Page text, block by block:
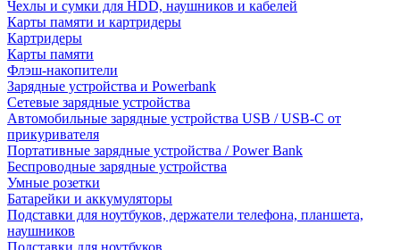
Чехлы и сумки для HDD, наушников и кабелей
Карты памяти и картридеры
Картридеры
Карты памяти
Флэш-накопители
Зарядные устройства и Powerbank
Сетевые зарядные устройства
Автомобильные зарядные устройства USB / USB-C от
прикуривателя
Портативные зарядные устройства / Power Bank
Беспроводные зарядные устройства
Умные розетки
Батарейки и аккумуляторы
Подставки для ноутбуков, держатели телефона, планшета,
наушников
Подставки для ноутбуков